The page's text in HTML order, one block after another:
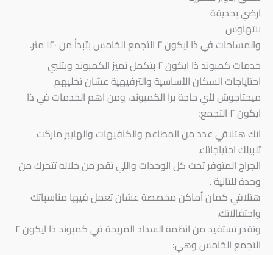
ارضي بحديقة
بنتهاوس
والمساحات في ذا ايكون ٢ التجمع الخامس بتبدأ من ١٢٠ متر.
خدمات كمبوند ذا ايكون ٢ بتكمل تميز الكمبوند وبتلبي
احتاياجات السكان الأساسية والترفيهية عشان تخليهم
ميحتاجوش لأي حاجة برا الكمبوند، ومن اهم الخدمات في ذا
ايكون ٢ التجمع:
انك هتلاقي عدد من المطاعم والكافيهات والهايبر ماركت
تلبيلك احتياجاتك.
الجراج المتوفر تحت كل الوحدات واللي تقدر من خلاله تتحرك من
وحدة للتانية .
هتلاقي كمان أماكن مخصصة عشان تعمل فيها مناسباتك
واحتفالاتك.
وتقدر تستفيد من انظمة السداد المريحة في كمبوند ذا ايكون ٢
التجمع الخامس وهي: